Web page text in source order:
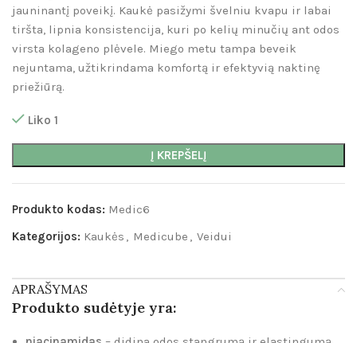
jauninantį poveikį. Kaukė pasižymi švelniu kvapu ir labai
tiršta, lipnia konsistencija, kuri po kelių minučių ant odos
virsta kolageno plėvele. Miego metu tampa beveik
nejuntama, užtikrindama komfortą ir efektyvią naktinę
priežiūrą.
Liko 1
Į KREPŠELĮ
Produkto kodas: Medic6
Kategorijos: Kaukės , Medicube , Veidui
APRAŠYMAS
Produkto sudėtyje yra: